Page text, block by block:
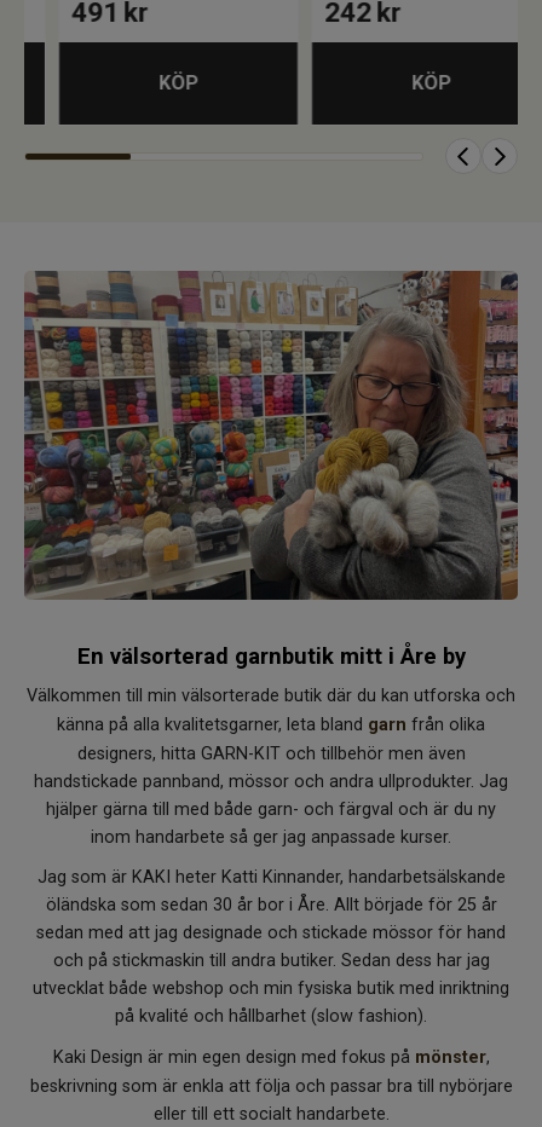
491kr
KÖP
242kr
KÖP
En välsorterad garnbutik mitt i Åre by
Välkommen till min välsorterade butik där du kan utforska och
känna på alla kvalitetsgarner, leta bland garn från olika
designers, hitta GARN-KIT och tillbehör men även
handstickade pannband, mössor och andra ullprodukter. Jag
hjälper gärna till med både garn- och färgval och är du ny
inom handarbete så ger jag anpassade kurser.
Jag som är KAKI heter Katti Kinnander, handarbetsälskande
öländska som sedan 30 år bor i Åre. Allt började för 25 år
sedan med att jag designade och stickade mössor för hand
och på stickmaskin till andra butiker. Sedan dess har jag
utvecklat både webshop och min fysiska butik med inriktning
på kvalité och hållbarhet (slow fashion).
Kaki Design är min egen design med fokus på mönster,
beskrivning som är enkla att följa och passar bra till nybörjare
eller till ett socialt handarbete.